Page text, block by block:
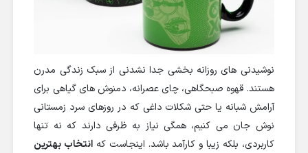
نوشیدنی های روزانه بخشی جدا نشدنی از سبک زندگی مدرن
هستند. قهوه صبحگاهی، چای عصرانه، دمنوش های گیاهی برای
آرامش شبانه یا حتی شکلات داغی که در روزهای سرد زمستانی
نوش جان می کنیم، همگی نیاز به ظرفی دارند که نه تنها
کاربردی، بلکه زیبا و کارآمد باشد. اینجاست که انتخاب بهترین